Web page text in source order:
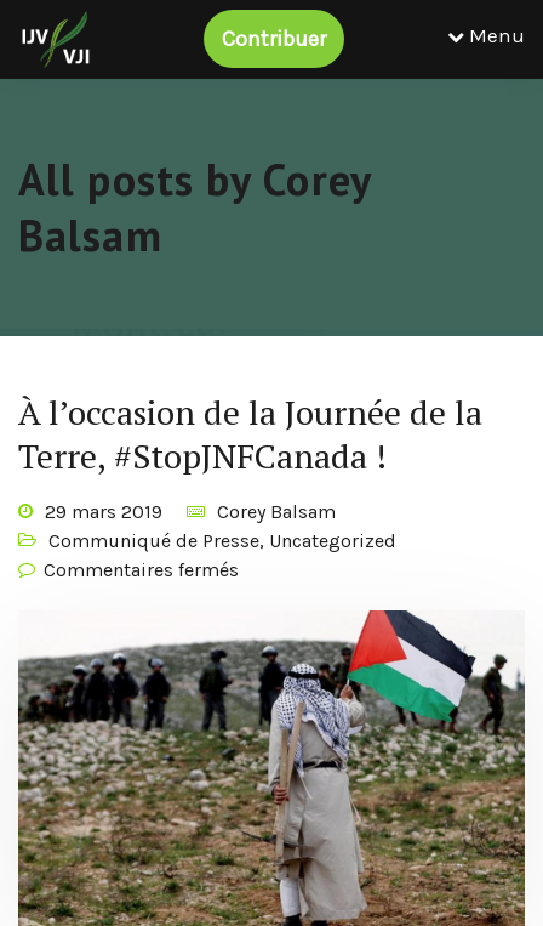
Contribuer Menu
All posts by Corey
Balsam
À l’occasion de la Journée de la
Terre, #StopJNFCanada !
29 mars 2019
Corey Balsam
Communiqué de Presse, Uncategorized
Commentaires fermés